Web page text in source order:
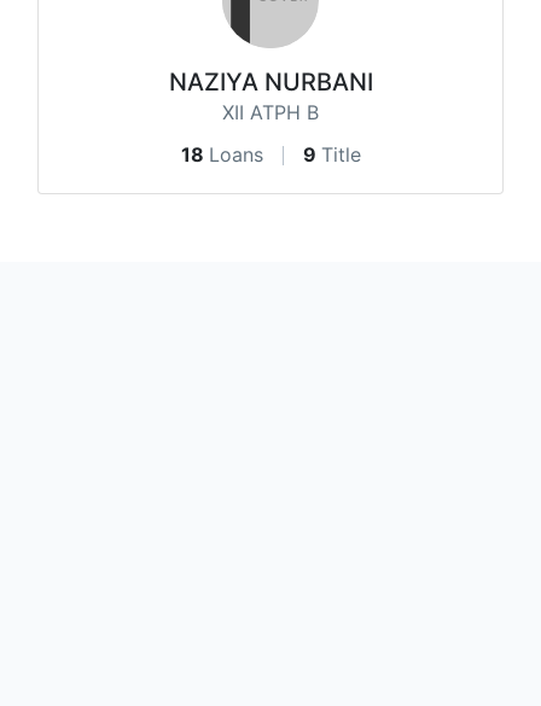
NAZIYA NURBANI
XII ATPH B
18 Loans 9 Title